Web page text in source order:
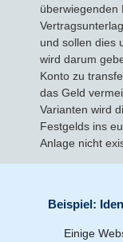
überwiegenden
und sollen dies
wird darum
Konto zu
das Geld
Varianten wird
Festgelds ins
Anlage nicht
Beispiel:
Einige